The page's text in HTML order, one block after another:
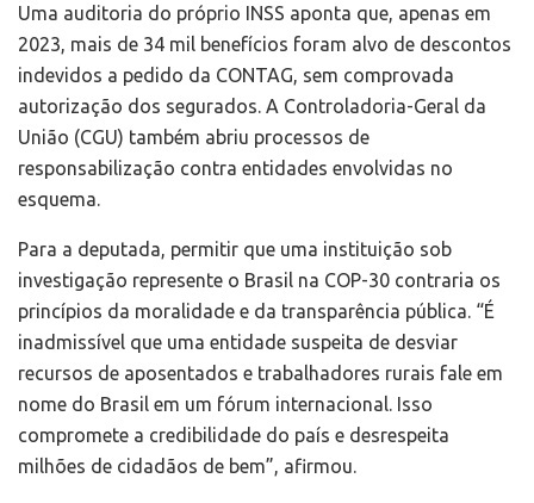
Uma auditoria do próprio INSS aponta que, apenas em
2023, mais de 34 mil benefícios foram alvo de descontos
indevidos a pedido da CONTAG, sem comprovada
autorização dos segurados. A Controladoria-Geral da
União (CGU) também abriu processos de
responsabilização contra entidades envolvidas no
esquema.
Para a deputada, permitir que uma instituição sob
investigação represente o Brasil na COP-30 contraria os
princípios da moralidade e da transparência pública. “É
inadmissível que uma entidade suspeita de desviar
recursos de aposentados e trabalhadores rurais fale em
nome do Brasil em um fórum internacional. Isso
compromete a credibilidade do país e desrespeita
milhões de cidadãos de bem”, afirmou.